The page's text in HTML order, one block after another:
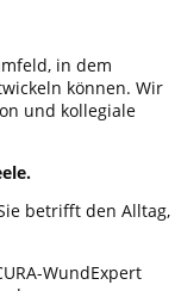
in dem
können. Wir
und kollegiale
betrifft den Alltag,
WundExpert